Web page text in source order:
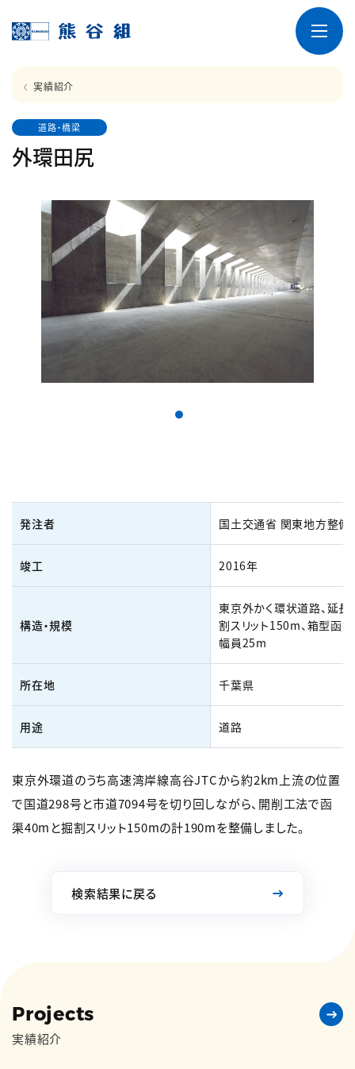
実績紹介
道路・橋梁
外環田尻
発注者 国土交通省 関東地方整備
竣工 2016年
構造・規模
東京外かく環状道路、延長
割スリット150m、箱型函渠
幅員25m
所在地 千葉県
用途 道路
東京外環道のうち高速湾岸線高谷JTCから約2km上流の位置
で国道298号と市道7094号を切り回しながら、開削工法で函
渠40mと掘割スリット150mの計190mを整備しました。
検索結果に戻る
Projects
実績紹介